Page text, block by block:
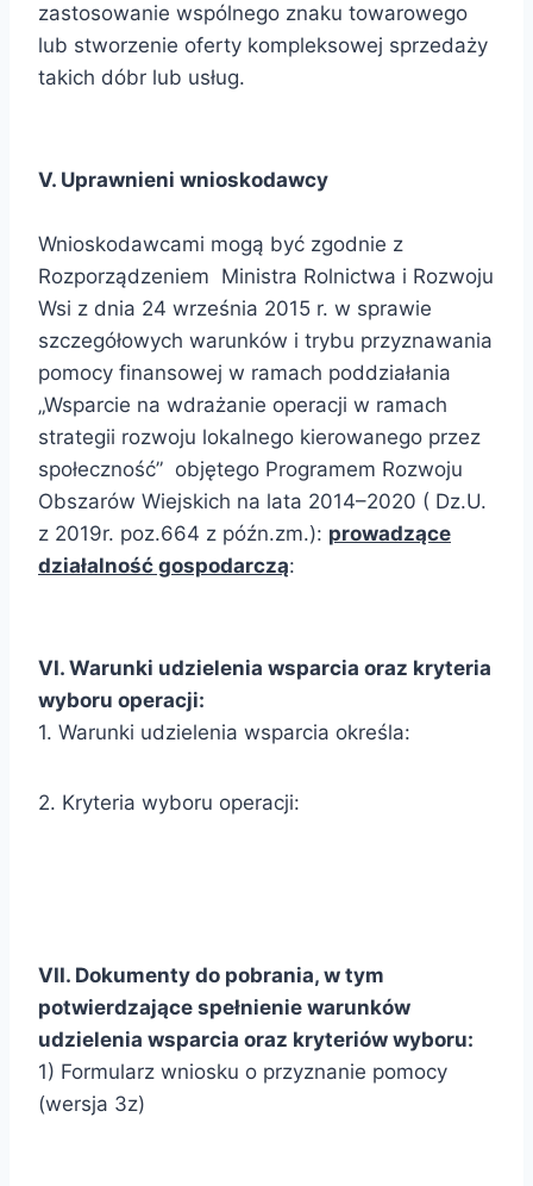
zastosowanie wspólnego znaku towarowego
lub stworzenie oferty kompleksowej sprzedaży
takich dóbr lub usług.
V. Uprawnieni wnioskodawcy
Wnioskodawcami mogą być zgodnie z
Rozporządzeniem Ministra Rolnictwa i Rozwoju
Wsi z dnia 24 września 2015 r. w sprawie
szczegółowych warunków i trybu przyznawania
pomocy finansowej w ramach poddziałania
„Wsparcie na wdrażanie operacji w ramach
strategii rozwoju lokalnego kierowanego przez
społeczność” objętego Programem Rozwoju
Obszarów Wiejskich na lata 2014–2020 ( Dz.U.
z 2019r. poz.664 z późn.zm.): prowadzące
działalność gospodarczą:
VI. Warunki udzielenia wsparcia oraz kryteria
wyboru operacji:
1. Warunki udzielenia wsparcia określa:
2. Kryteria wyboru operacji:
VII. Dokumenty do pobrania, w tym
potwierdzające spełnienie warunków
udzielenia wsparcia oraz kryteriów wyboru:
1) Formularz wniosku o przyznanie pomocy
(wersja 3z)